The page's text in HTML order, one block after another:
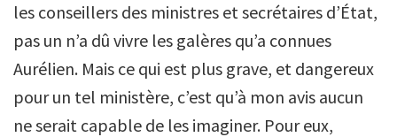
les conseillers des ministres et secrétaires d’État,
pas un n’a dû vivre les galères qu’a connues
Aurélien. Mais ce qui est plus grave, et dangereux
pour un tel ministère, c’est qu’à mon avis aucun
ne serait capable de les imaginer. Pour eux,